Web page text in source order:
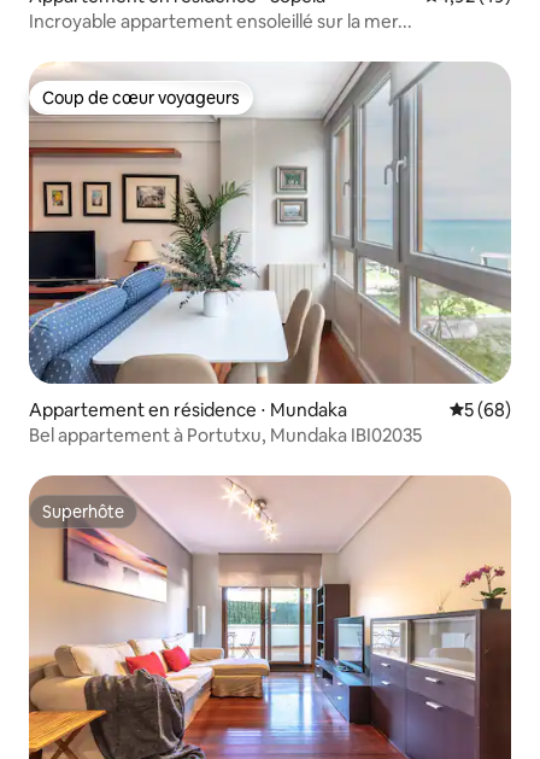
Incroyable appartement ensoleillé sur la mer...
Coup de cœur voyageurs
Coup de cœur voyageurs
Appartement en résidence ⋅ Mundaka
5 (68)
Bel appartement à Portutxu, Mundaka IBI02035
Superhôte
Superhôte